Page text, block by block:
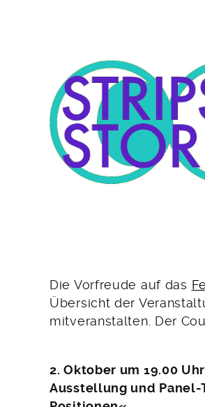
Die Vorfreude auf das
Übersicht der
mitveranstalten. Der
2. Oktober um 19.00 Uhr
Ausstellung und